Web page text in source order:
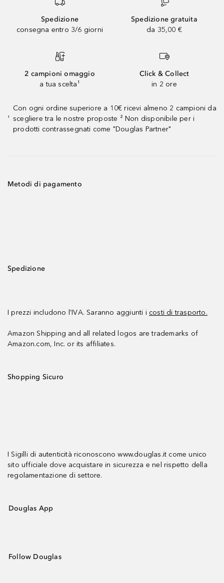
Spedizione
consegna entro 3/6 giorni
Spedizione gratuita
da 35,00 €
2 campioni omaggio
a tua scelta¹
Click & Collect
in 2 ore
¹
Con ogni ordine superiore a 10€ ricevi almeno 2 campioni da
scegliere tra le nostre proposte ² Non disponibile per i
prodotti contrassegnati come "Douglas Partner"
Metodi di pagamento
Spedizione
I prezzi includono l’IVA. Saranno aggiunti i costi di trasporto.
Amazon Shipping and all related logos are trademarks of
Amazon.com, Inc. or its affiliates.
Shopping Sicuro
I Sigilli di autenticità riconoscono www.douglas.it come unico
sito ufficiale dove acquistare in sicurezza e nel rispetto della
regolamentazione di settore.
Douglas App
Follow Douglas